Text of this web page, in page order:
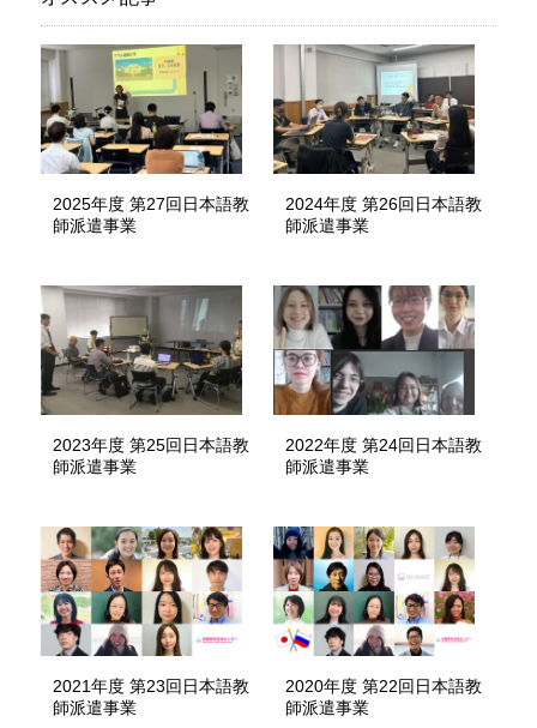
2025年度 第27回日本語教
師派遣事業
2024年度 第26回日本語教
師派遣事業
2023年度 第25回日本語教
師派遣事業
2022年度 第24回日本語教
師派遣事業
2021年度 第23回日本語教
師派遣事業
2020年度 第22回日本語教
師派遣事業